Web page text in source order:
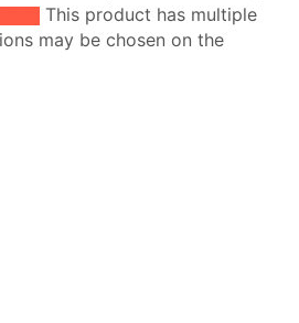
This product has multiple
may be chosen on the